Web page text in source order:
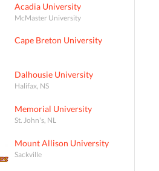
Acadia University
McMaster University
Cape Breton University
Dalhousie University
Halifax, NS
Memorial University
St. John's, NL
Mount Allison University
Sackville